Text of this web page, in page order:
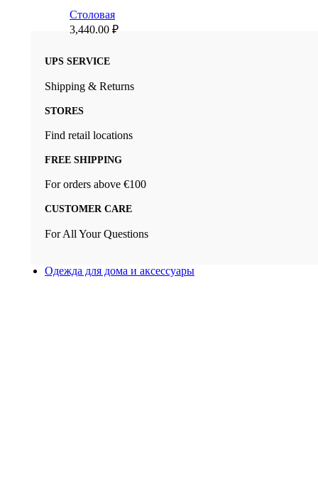
Столовая
3,440.00 ₽
UPS SERVICE
Shipping & Returns
STORES
Find retail locations
FREE SHIPPING
For orders above €100
CUSTOMER CARE
For All Your Questions
Одежда для дома и аксессуары